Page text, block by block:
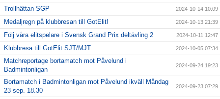
Trollhättan SGP 2024-10-14 10:09
Medaljregn på klubbresan till GotElit! 2024-10-13 21:39
Följ våra elitspelare i Svensk Grand Prix deltävling 2 2024-10-11 12:47
Klubbresa till GotElit SJT/MJT 2024-10-05 07:34
Matchreportage bortamatch mot Påvelund i
Badmintonligan
2024-09-24 19:23
Bortamatch i Badmintonligan mot Påvelund ikväll Måndag
23 sep. 18.30
2024-09-23 07:29